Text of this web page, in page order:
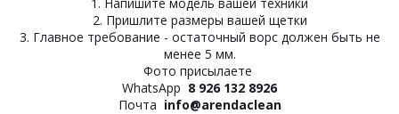
2. Пришлите размеры вашей щетки
3. Главное требование - остаточный ворс должен быть не
менее 5 мм.
Фото присылаете
WhatsApp 8 926 132 8926
Почта info@arendaclean